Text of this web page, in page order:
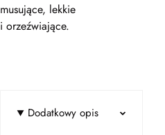
musujące, lekkie
i orzeźwiające.
Dodatkowy opis